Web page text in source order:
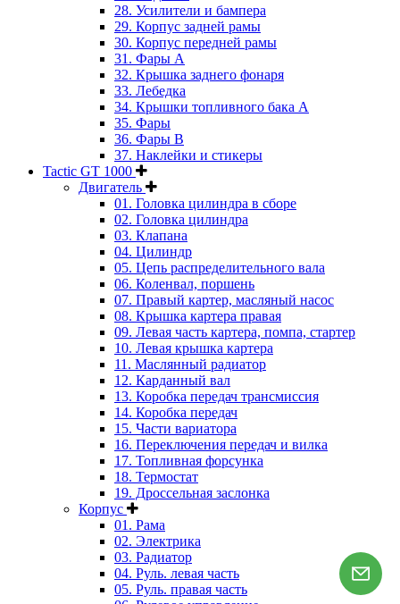
28. Усилители и бампера
29. Корпус задней рамы
30. Корпус передней рамы
31. Фары А
32. Крышка заднего фонаря
33. Лебедка
34. Крышки топливного бака А
35. Фары
36. Фары B
37. Наклейки и стикеры
Tactic GT 1000
Двигатель
01. Головка цилиндра в сборе
02. Головка цилиндра
03. Клапана
04. Цилиндр
05. Цепь распределительного вала
06. Коленвал, поршень
07. Правый картер, масляный насос
08. Крышка картера правая
09. Левая часть картера, помпа, стартер
10. Левая крышка картера
11. Маслянный радиатор
12. Карданный вал
13. Коробка передач трансмиссия
14. Коробка передач
15. Части вариатора
16. Переключения передач и вилка
17. Топливная форсунка
18. Термостат
19. Дроссельная заслонка
Корпус
01. Рама
02. Электрика
03. Радиатор
04. Руль. левая часть
05. Руль. правая часть